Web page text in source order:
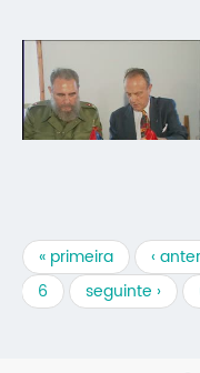
« primeira ‹
6
seguinte ›